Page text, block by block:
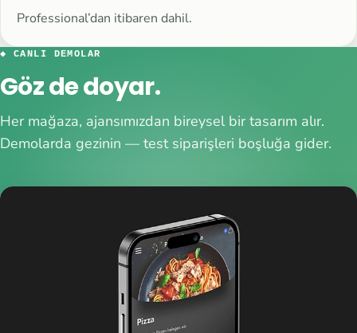
Professional’dan itibaren dahil.
◆ CANLI DEMOLAR
Göz de doyar.
Her mağaza, ajansımızdan bireysel bir tasarım alır.
Demolarda gezinin — test siparişleri boşluğa gider.